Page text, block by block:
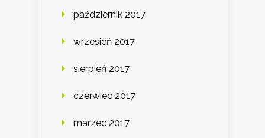
październik 2017
wrzesień 2017
sierpień 2017
czerwiec 2017
marzec 2017